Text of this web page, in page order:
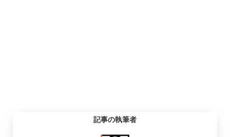
記事の執筆者